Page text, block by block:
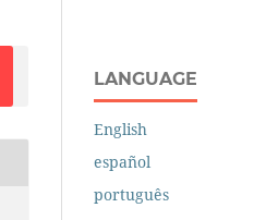
LANGUAGE
English
español
português